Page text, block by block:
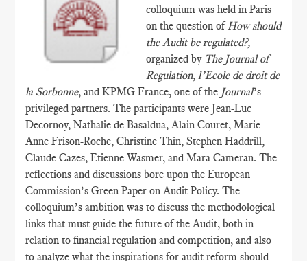
colloquium was held in Paris
on the question ofHow should
the Audit be regulated?,
organized by The Journal of
Regulation,l’Ecole de droit de
la Sorbonne, and KPMG France, one of the Journal’s
privileged partners. The participants were Jean-Luc
Decornoy, Nathalie de Basaldua, Alain Couret, Marie-
Anne Frison-Roche, Christine Thin, Stephen Haddrill,
Claude Cazes, Etienne Wasmer, and Mara Cameran. The
reflections and discussions bore upon the European
Commission’s Green Paper on Audit Policy. The
colloquium’s ambition was to discuss the methodological
links that must guide the future of the Audit, both in
relation to financial regulation and competition, and also
to analyze what the inspirations for audit reform should